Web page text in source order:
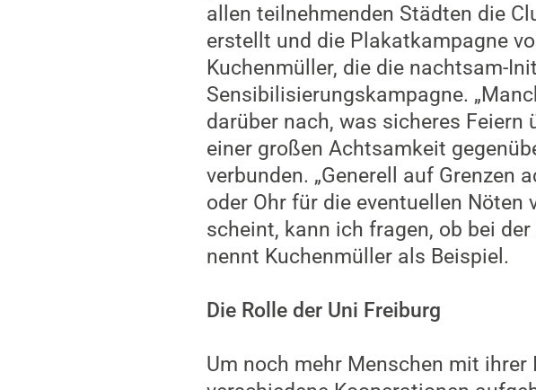
allen teilnehmenden Städten die
erstellt und die Plakatkampagne
Kuchenmüller, die die nachtsam-
Sensibilisierungskampagne.
darüber nach, was sicheres Feiern
einer großen Achtsamkeit
verbunden. „Generell auf Grenzen
oder Ohr für die eventuellen Nöten
scheint, kann ich fragen, ob bei
nennt Kuchenmüller als Beispiel.
Die Rolle der Uni Freiburg
Um noch mehr Menschen mit